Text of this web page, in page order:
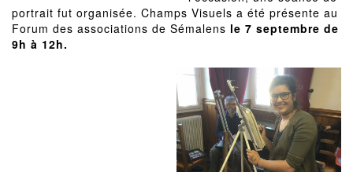
portrait fut organisée. Champs Visuels a été présente au
Forum des associations de Sémalens le 7 septembre de
9h à 12h.